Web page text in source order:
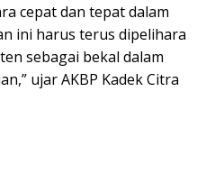
cepat dan tepat dalam
ini harus terus dipelihara
sebagai bekal dalam
ujar AKBP Kadek Citra